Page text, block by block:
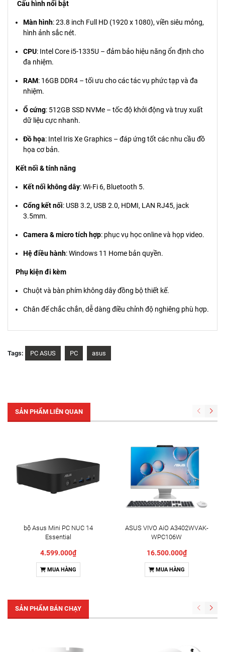
Cấu hình nổi bật
Màn hình: 23.8 inch Full HD (1920 x 1080), viền siêu mỏng,
hình ảnh sắc nét.
CPU: Intel Core i5-1335U – đảm bảo hiệu năng ổn định cho
đa nhiệm.
RAM: 16GB DDR4 – tối ưu cho các tác vụ phức tạp và đa
nhiệm.
Ổ cứng: 512GB SSD NVMe – tốc độ khởi động và truy xuất
dữ liệu cực nhanh.
Đồ họa: Intel Iris Xe Graphics – đáp ứng tốt các nhu cầu đồ
họa cơ bản.
Kết nối & tính năng
Kết nối không dây: Wi-Fi 6, Bluetooth 5.
Cổng kết nối: USB 3.2, USB 2.0, HDMI, LAN RJ45, jack
3.5mm.
Camera & micro tích hợp: phục vụ học online và họp video.
Hệ điều hành: Windows 11 Home bản quyền.
Phụ kiện đi kèm
Chuột và bàn phím không dây đồng bộ thiết kế.
Chân đế chắc chắn, dễ dàng điều chỉnh độ nghiêng phù hợp.
Tags: PC ASUS PC asus
SẢN PHẨM LIÊN QUAN
bộ Asus Mini PC NUC 14
Essential
3Y)
4.599.000₫
MUA HÀNG
ASUS VIVO AiO A3402WVAK-
WPC106W
16.500.000₫
MUA HÀNG
SẢN PHẨM BÁN CHẠY